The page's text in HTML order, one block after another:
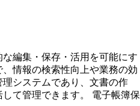
編集・保存・活用を可能にす
情報の検索性向上や業務の効
システムであり、文書の作
て管理できます。 電子帳簿保